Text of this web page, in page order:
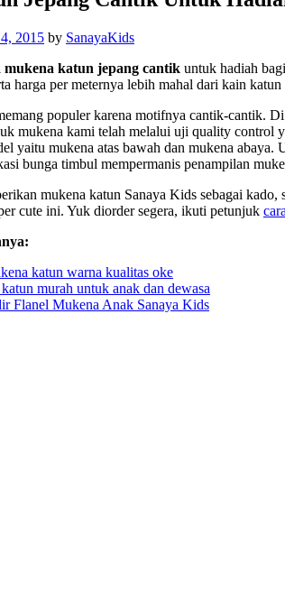
2015 by SanayaKids
mukena katun jepang cantik untuk hadiah
harga per meternya lebih mahal dari kain
populer karena motifnya cantik-cantik. Di
mukena kami telah melalui uji quality control
yaitu mukena atas bawah dan mukena
bunga timbul mempermanis penampilan
mukena katun Sanaya Kids sebagai kado,
cute ini. Yuk diorder segera, ikuti petunjuk
katun warna kualitas oke
murah untuk anak dan dewasa
Flanel Mukena Anak Sanaya Kids